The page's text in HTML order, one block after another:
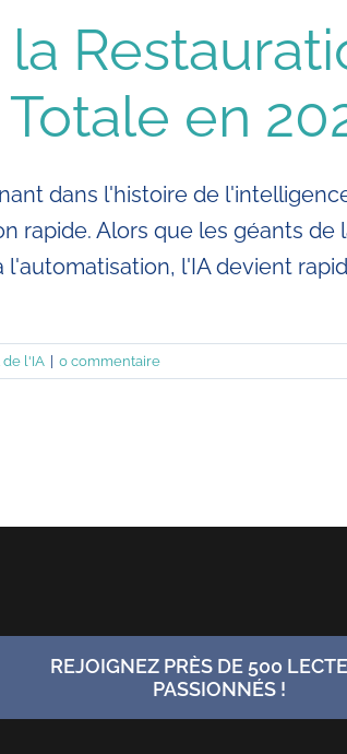
la
en
dans l'histoire de
rapide. Alors que les géants de
l'automatisation, l'IA devient
de l'IA | 0 commentaire
REJOIGNEZ PRÈS DE 500
PASSIONNÉS !